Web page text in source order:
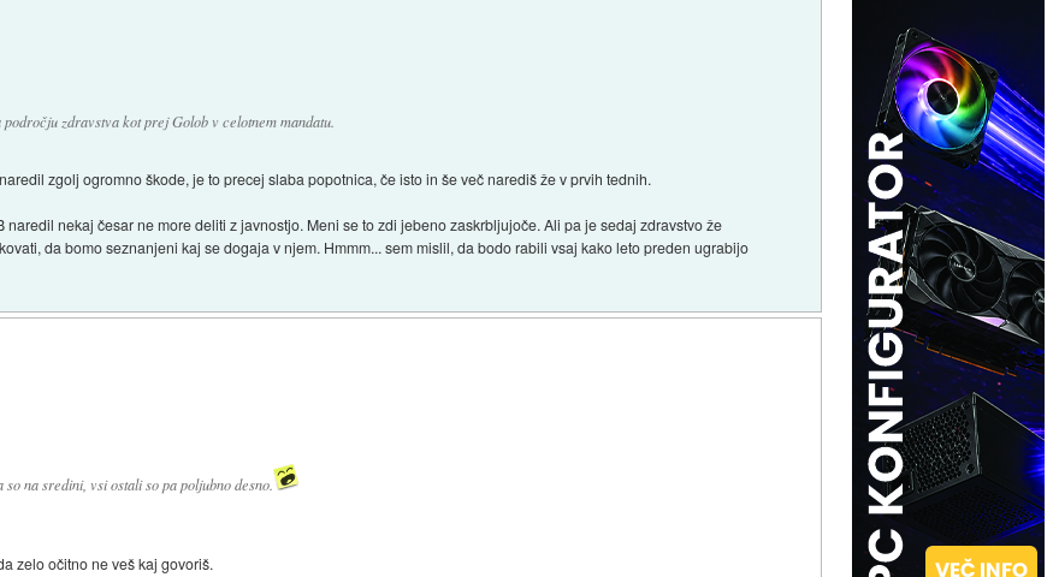
zdravstva kot prej Golob v celotnem mandatu.
zgolj ogromno škode, je to precej slaba popotnica, če isto in še več narediš že v prvih tednih.
nekaj česar ne more deliti z javnostjo. Meni se to zdi jebeno zaskrbljujoče. Ali pa je sedaj zdravstvo že
da bomo seznanjeni kaj se dogaja v njem. Hmmm... sem mislil, da bodo rabili vsaj kako leto preden ugrabijo
na sredini, vsi ostali so pa poljubno desno.
zelo očitno ne veš kaj govoriš.